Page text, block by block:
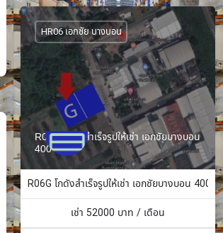
R06G โกดังสำเร็จรูปให้เช่า เอกชัยบางบอน
400 ตรม.
HR06 เอกชัย บางบอน
R06G โกดังสำเร็จรูปให้เช่า เอกชัยบางบอน 400
เช่า 52000 บาท / เดือน